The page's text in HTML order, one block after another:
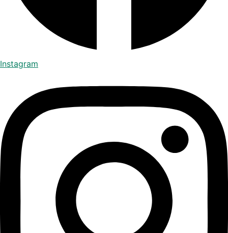
Instagram